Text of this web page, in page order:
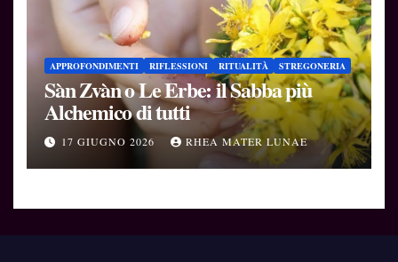
APPROFONDIMENTI RIFLESSIONI RITUALITÀ STREGONERIA
Sàn Zvàn o Le Erbe: il Sabba più
Alchemico di tutti
17 GIUGNO 2026 RHEA MATER LUNAE